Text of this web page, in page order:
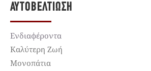
ΑΥΤΟΒΕΛΤΊΩΣΗ
Ενδιαφέροντα
Καλύτερη Ζωή
Μονοπάτια